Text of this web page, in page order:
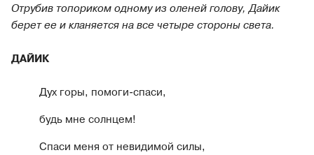
Отрубив топориком одному из оленей голову, Дайик
берет ее и кланяется на все четыре стороны света.
ДАЙИК
Дух горы, помоги-спаси,
будь мне солнцем!
Спаси меня от невидимой силы,